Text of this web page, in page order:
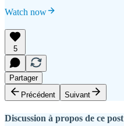
Watch now
5
Partager
Précédent
Suivant
Discussion à propos de ce post